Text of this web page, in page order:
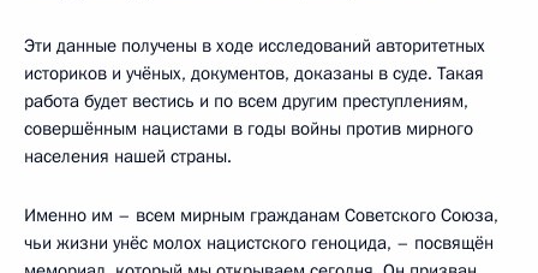
Эти данные получены в ходе исследований авторитетных
историков и учёных, документов, доказаны в суде. Такая
работа будет вестись и по всем другим преступлениям,
совершённым нацистами в годы войны против мирного
населения нашей страны.
Именно им – всем мирным гражданам Советского Союза,
чьи жизни унёс молох нацистского геноцида, – посвящён